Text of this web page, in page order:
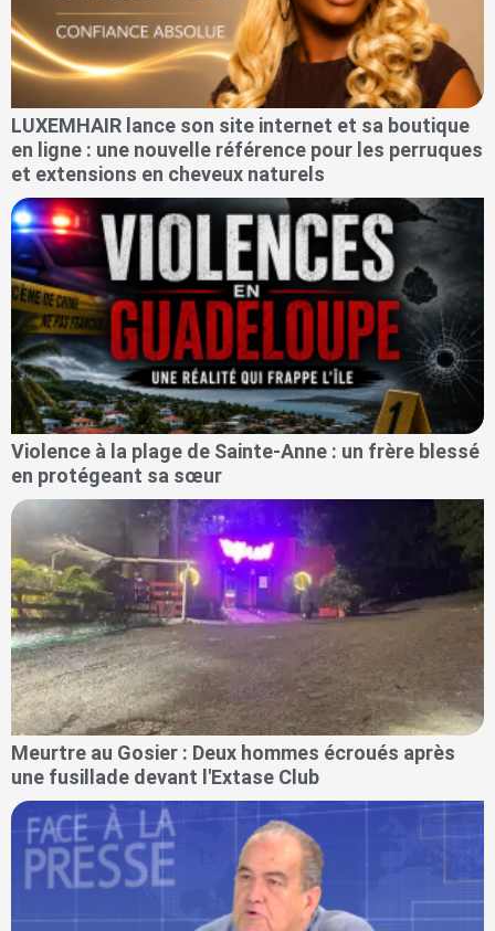
LUXEMHAIR lance son site internet et sa boutique
en ligne : une nouvelle référence pour les perruques
et extensions en cheveux naturels
Violence à la plage de Sainte-Anne : un frère blessé
en protégeant sa sœur
Meurtre au Gosier : Deux hommes écroués après
une fusillade devant l'Extase Club